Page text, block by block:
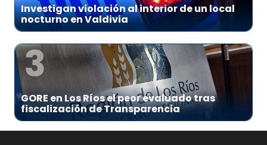
Investigan violación al interior de un local
nocturno en Valdivia
3
GORE en Los Ríos el peor evaluado tras
fiscalización de Transparencia